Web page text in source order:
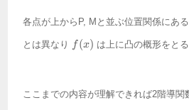
各点が上からP, Mと並ぶ位置関係にあ
とは異なり f(x)
f (x) は上に凸の概形をと
ここまでの内容が理解できれば2階導